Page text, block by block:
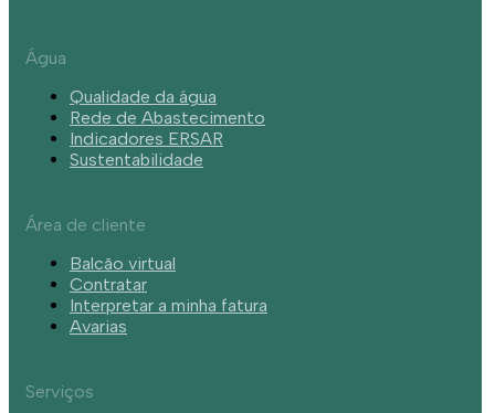
Água
Qualidade da água
Rede de Abastecimento
Indicadores ERSAR
Sustentabilidade
Área de cliente
Balcão virtual
Contratar
Interpretar a minha fatura
Avarias
Serviços